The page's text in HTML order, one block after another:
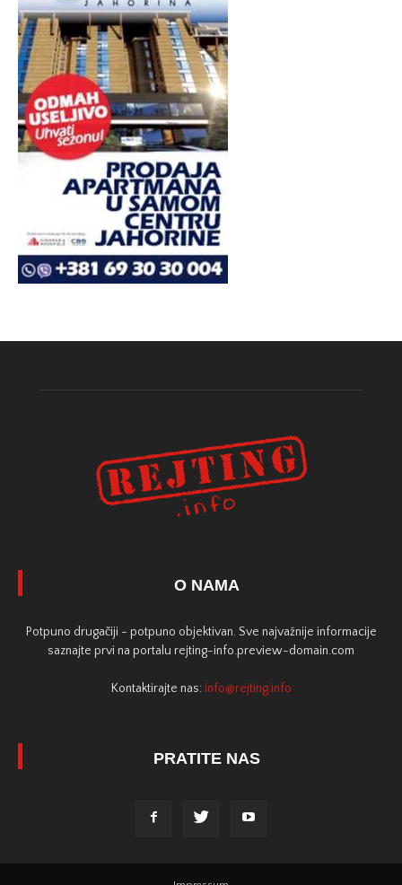
O NAMA
Potpuno drugačiji - potpuno objektivan. Sve najvažnije informacije
saznajte prvi na portalu rejting-info.preview-domain.com
Kontaktirajte nas: info@rejting.info
PRATITE NAS